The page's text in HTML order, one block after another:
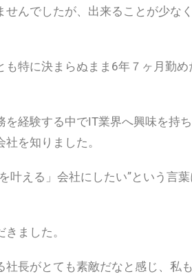
んでしたが、出来ることが少な
特に決まらぬまま6年７ヶ月勤め
経験する中でIT業界へ興味を持
を知りました。
叶える」会社にしたい”という言
ました。
長がとても素敵だなと感じ、私